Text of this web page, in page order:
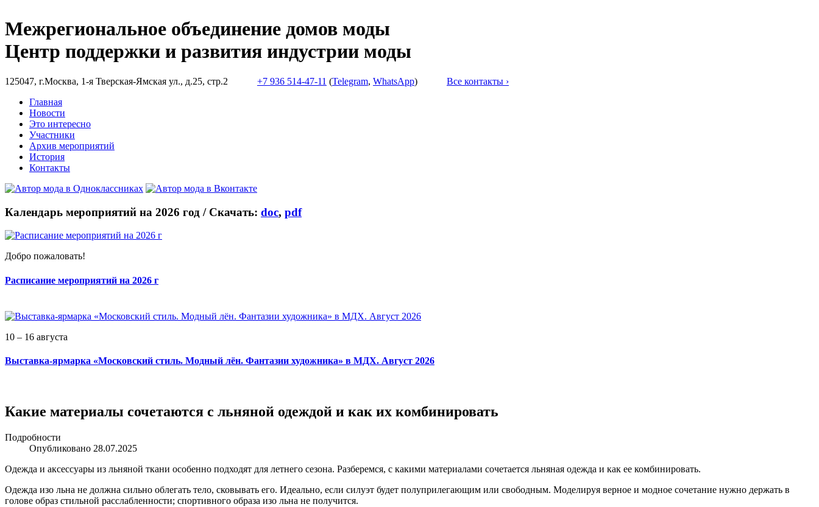
Межрегиональное объединение домов моды
Центр поддержки и развития индустрии моды
125047, г.Москва, 1-я Тверская-Ямская ул., д.25, стр.2 +7 936 514-47-11 (Telegram, WhatsApp) Все контакты ›
Главная
Новости
Это интересно
Участники
Архив мероприятий
История
Контакты
Календарь мероприятий на 2026 год / Скачать: doc, pdf
Добро пожаловать!
Расписание мероприятий на 2026 г
10 – 16 августа
Выставка-ярмарка «Московский стиль. Модный лён. Фантазии художника» в МДХ. Август 2026
Какие материалы сочетаются с льняной одеждой и как их комбинировать
Подробности
Опубликовано 28.07.2025
Одежда и аксессуары из льняной ткани особенно подходят для летнего сезона. Разберемся, с какими материалами сочетается льняная одежда и как ее комбинировать.
Одежда изо льна не должна сильно облегать тело, сковывать его. Идеально, если силуэт будет полуприлегающим или свободным. Моделируя верное и модное сочетание нужно держать в
голове образ стильной расслабленности; спортивного образа изо льна не получится.